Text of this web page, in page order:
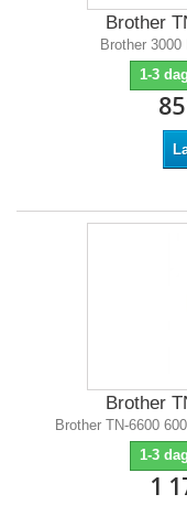
Brother
Brother
1-3
Brother
Brother TN-6600
1-3
1